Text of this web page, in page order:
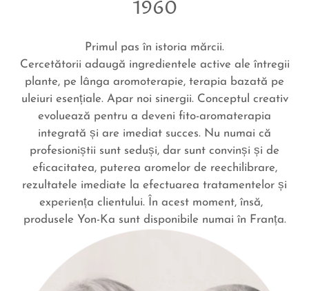
1960
Primul pas în istoria mărcii.
Cercetătorii adaugă ingredientele active ale întregii
plante, pe l ânga aromoterapie, terapia bazată pe
uleiuri esențiale. Apar noi sinergii. Conceptul creativ
evoluează pentru a deveni fito-aromaterapia
integrată și are imediat succes. Nu numai că
profesioniștii sunt seduși, dar sunt convinși și de
eficacitatea, puterea aromelor de reechilibrare,
rezultatele imediate la efectuarea tratamentelor și
experiența clientului. În acest moment,însă,
produsele Yon-Ka sunt disponibile numai în Franța.